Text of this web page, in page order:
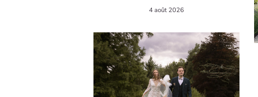
4 août 2026